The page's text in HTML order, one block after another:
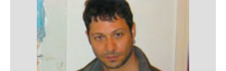
Набережная
Торговая
площадь